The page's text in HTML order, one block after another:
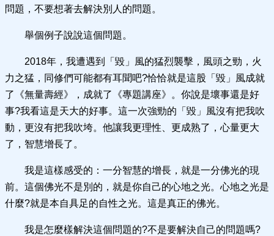
問題，不要想著去解決別人的問題。
舉個例子說說這個問題。
2018年，我遭遇到「毀」風的猛烈襲擊，風頭之勁，火
力之猛，同修們可能都有耳聞吧?恰恰就是這股「毀」風成就
了《無量壽經》，成就了《專題講座》。你說是壞事還是好
事?我看這是天大的好事。這一次強勁的「毀」風沒有把我吹
動，更沒有把我吹垮。他讓我更理性、更成熟了，心量更大
了，智慧增長了。
我是這樣感受的：一分智慧的增長，就是一分佛光的現
前。這個佛光不是別的，就是你自己的心地之光。心地之光是
什麼?就是本自具足的自性之光。這是真正的佛光。
我是怎麼樣解決這個問題的?不是要解決自己的問題嗎?